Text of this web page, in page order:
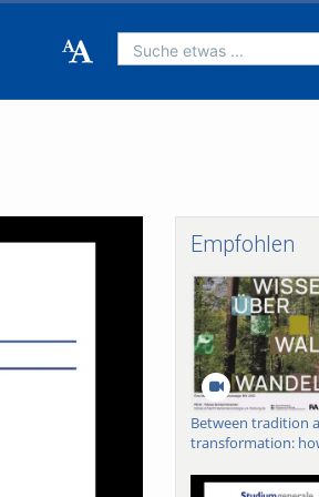
Suche etwas ...
Empfohlen
Between tradition
transformation: